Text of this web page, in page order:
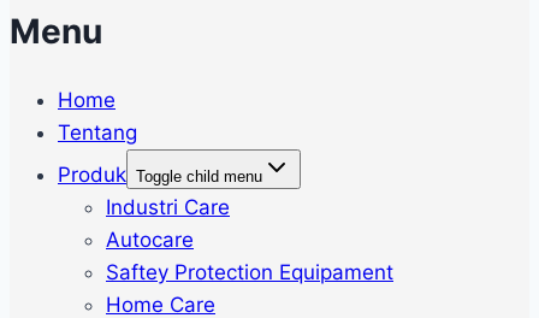
Menu
Home
Tentang
Produk Toggle child menu
Industri Care
Autocare
Saftey Protection Equipament
Home Care